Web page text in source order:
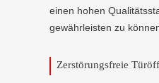
einen hohen
gewährleisten zu
Zerstörungsfreie